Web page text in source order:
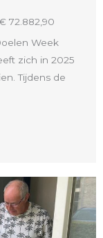
72.882,90
Week
zich in 2025
Tijdens de